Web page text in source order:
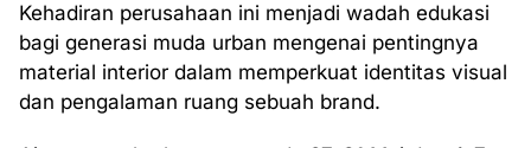
Kehadiran perusahaan ini menjadi wadah edukasi
bagi generasi muda urban mengenai pentingnya
material interior dalam memperkuat identitas visual
dan pengalaman ruang sebuah brand.